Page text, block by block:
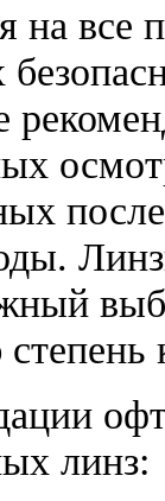
на все
линз: